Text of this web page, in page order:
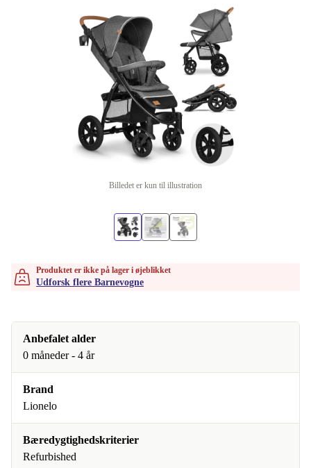
Billedet er kun til illustration
Produktet er ikke på lager i øjeblikket
Udforsk flere Barnevogne
Anbefalet alder
0 måneder - 4 år
Brand
Lionelo
Bæredygtighedskriterier
Refurbished